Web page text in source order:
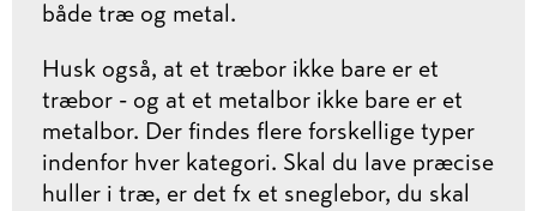
både træ og metal.
Husk også, at et træbor ikke bare er et
træbor - og at et metalbor ikke bare er et
metalbor. Der findes flere forskellige typer
indenfor hver kategori. Skal du lave præcise
huller i træ, er det fx et sneglebor, du skal